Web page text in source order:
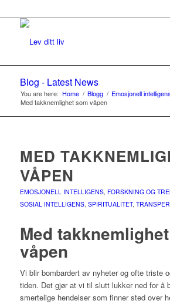
Blog - Latest News
You are here: Home / Blogg / Emosjonell intelligens
Med takknemlighet som våpen
MED
VÅPEN
EMOSJONELL INTELLIGENS, FORSKNING OG
SOSIAL INTELLIGENS, SPIRITUALITET,
Med
våpen
Vi blir bombardert av nyheter og ofte triste
tiden. Det gjør at vi til slutt lukker ned for å
smertelige hendelser som finner sted over